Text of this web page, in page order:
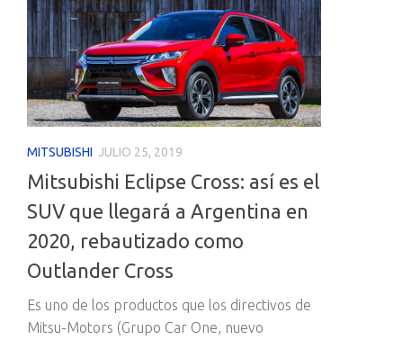
MITSUBISHI JULIO 25, 2019
Mitsubishi Eclipse Cross: así es el
SUV que llegará a Argentina en
2020, rebautizado como
Outlander Cross
Es uno de los productos que los directivos de
Mitsu-Motors (Grupo Car One, nuevo